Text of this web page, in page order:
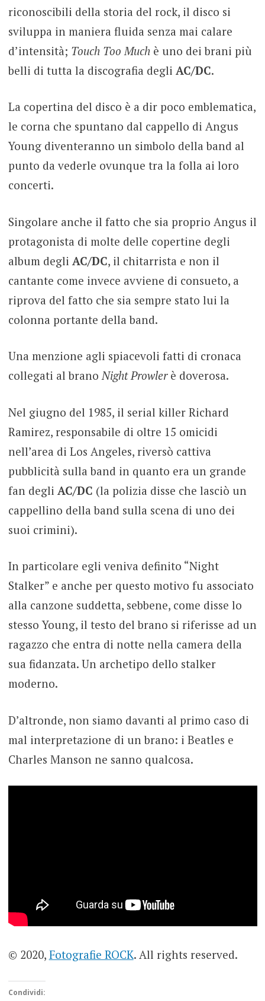
riconoscibili della storia del rock, il disco si
sviluppa in maniera fluida senza mai calare
d’intensità; Touch Too Much è uno dei brani più
belli di tutta la discografia degli AC/DC.
La copertina del disco è a dir poco emblematica,
le corna che spuntano dal cappello di Angus
Young diventeranno un simbolo della band al
punto da vederle ovunque tra la folla ai loro
concerti.
Singolare anche il fatto che sia proprio Angus il
protagonista di molte delle copertine degli
album degli AC/DC, il chitarrista e non il
cantante come invece avviene di consueto, a
riprova del fatto che sia sempre stato lui la
colonna portante della band.
Una menzione agli spiacevoli fatti di cronaca
collegati al branoNight Prowlerè doverosa.
Nel giugno del 1985, il serial killer Richard
Ramirez, responsabile di oltre 15 omicidi
nell’area di Los Angeles, riversò cattiva
pubblicità sulla band in quanto era un grande
fan degli AC/DC (la polizia disse che lasciò un
cappellino della band sulla scena di uno dei
suoi crimini).
In particolare egli veniva definito “Night
Stalker” e anche per questo motivo fu associato
alla canzone suddetta, sebbene, come disse lo
stesso Young, il testo del brano si riferisse ad un
ragazzo che entra di notte nella camera della
sua fidanzata. Un archetipo dello stalker
moderno.
D’altronde, non siamo davanti al primo caso di
mal interpretazione di un brano: i Beatles e
Charles Manson ne sanno qualcosa.
© 2020, Fotografie ROCK. All rights reserved.
Condividi: